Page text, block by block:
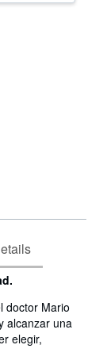
doctor Mario
alcanzar una
elegir,